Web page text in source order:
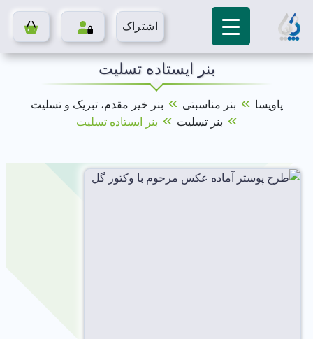
اشتراک
بنر ایستاده تسلیت
پاویسا » بنر مناسبتی » بنر خیر مقدم، تبریک و تسلیت
» بنر تسلیت » بنر ایستاده تسلیت